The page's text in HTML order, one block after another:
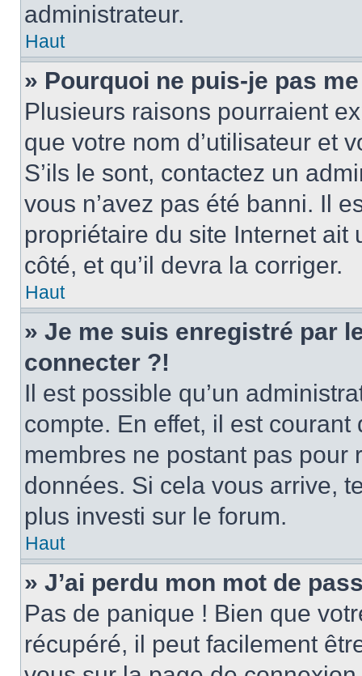
administrateur.
Haut
» Pourquoi ne puis-je pas
Plusieurs raisons pourraient
que votre nom d’utilisateur et
S’ils le sont, contactez un
vous n’avez pas été banni. Il
propriétaire du site Internet
côté, et qu’il devra la corriger.
Haut
» Je me suis enregistré par
connecter ?!
Il est possible qu’un
compte. En effet, il est
membres ne postant pas
données. Si cela vous arrive,
plus investi sur le forum.
Haut
» J’ai perdu mon mot de
Pas de panique ! Bien que
récupéré, il peut facilement